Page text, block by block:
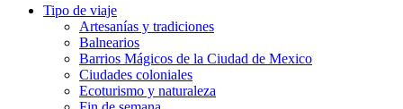
Tipo de viaje
Artesanías y tradiciones
Balnearios
Barrios Mágicos de la Ciudad de Mexico
Ciudades coloniales
Ecoturismo y naturaleza